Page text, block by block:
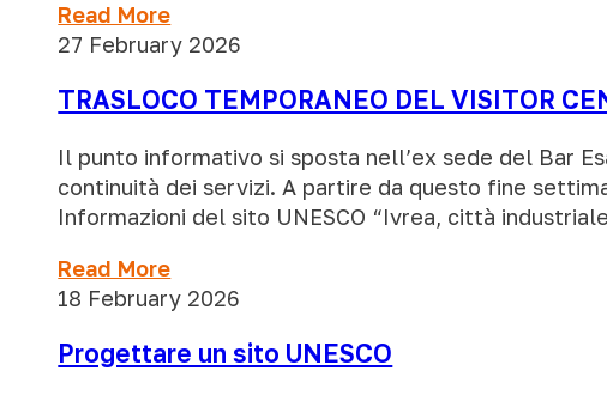
Read More
27 February 2026
TRASLOCO TEMPORANEO DEL VISITOR
Il punto informativo si sposta nell’ex sede del Bar
continuità dei servizi. A partire da questo fine
Informazioni del sito UNESCO “Ivrea, città
Read More
18 February 2026
Progettare un sito UNESCO